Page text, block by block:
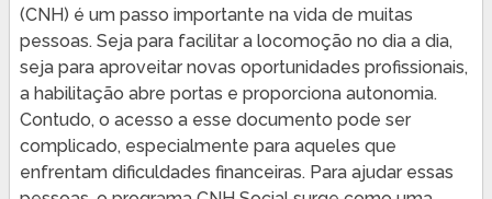
(CNH) é um passo importante na vida de muitas
pessoas. Seja para facilitar a locomoção no dia a dia,
seja para aproveitar novas oportunidades profissionais,
a habilitação abre portas e proporciona autonomia.
Contudo, o acesso a esse documento pode ser
complicado, especialmente para aqueles que
enfrentam dificuldades financeiras. Para ajudar essas